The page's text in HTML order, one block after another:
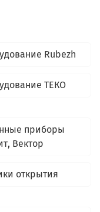
Rubezh
ТЕКО
приборы
Вектор
открытия